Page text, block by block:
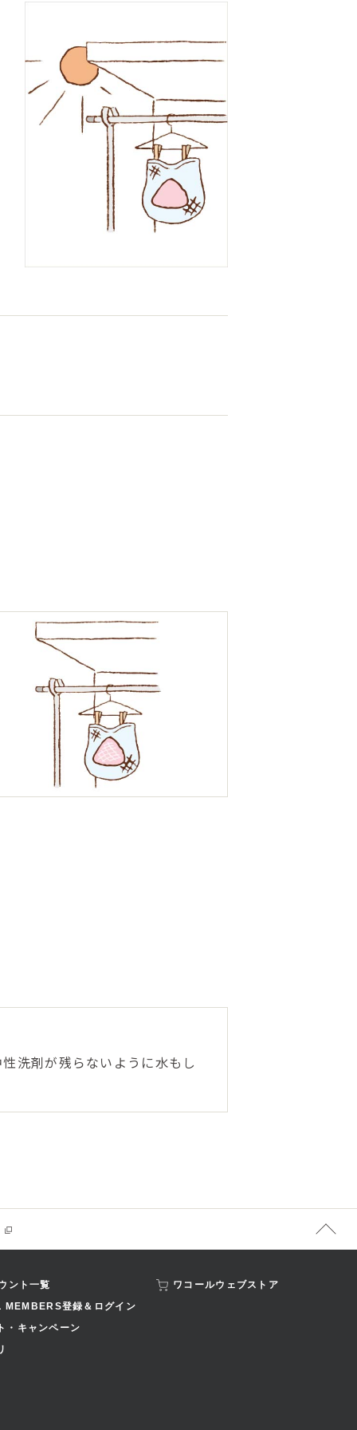
洗剤が残らないように水もし
ント一覧
MEMBERS登録＆ログイン
・キャンペーン
ワコールウェブストア